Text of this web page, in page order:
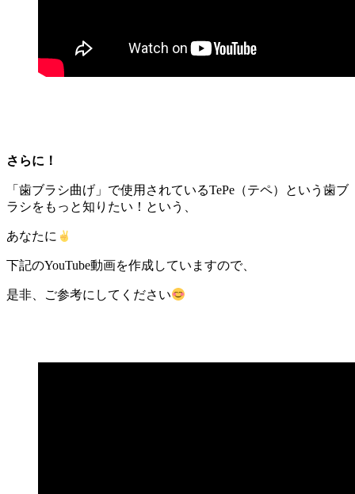
さらに！
「歯ブラシ曲げ」で使用されているTePe（テペ）という歯ブ
ラシをもっと知りたい！という、
あなたに
下記のYouTube動画を作成していますので、
是非、ご参考にしてください